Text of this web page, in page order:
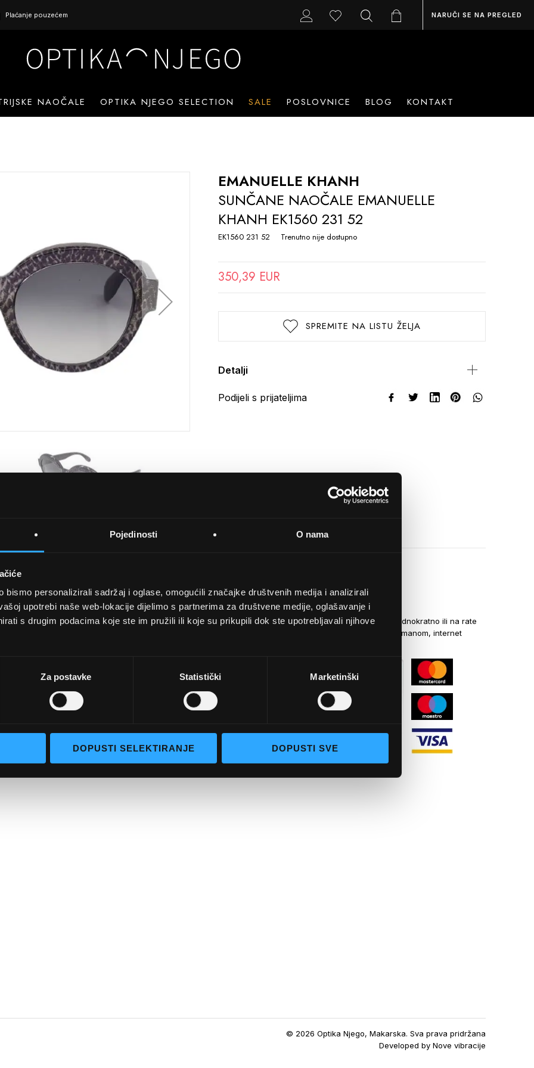
Pojedinosti O nama
bismo personalizirali sadržaj i oglase, omogućili značajke društvenih medija i analizirali
upotrebi naše web-lokacije dijelimo s partnerima za društvene medije, oglašavanje i
s drugim podacima koje ste im pružili ili koje su prikupili dok ste upotrebljavali njihove
Za postavke Statistički Marketinški
DOPUSTI SELEKTIRANJE DOPUSTI SVE
Plaćanje pouzećem NARUČI SE NA PREGLED
NAOČALE OPTIKA NJEGO SELECTION SALE POSLOVNICE BLOG KONTAKT
EMANUELLE KHANH
SUNČANE NAOČALE EMANUELLE
KHANH EK1560 231 52
EK1560 231 52 Trenutno nije dostupno
350,39 EUR
SPREMITE NA LISTU ŽELJA
Detalji
Podijeli s prijateljima
selection
UVJETI KUPNJE
Opći uvjeti poslovanja
Napredno pretraživanje
Narudžbe i povrati
NAČINI PLAĆANJA
Kreditnim karticama jednokratno ili na rate
općom uplatnicom, virmanom, internet
© 2026 Optika Njego, Makarska. Sva prava pridržana
Developed byNove vibracije